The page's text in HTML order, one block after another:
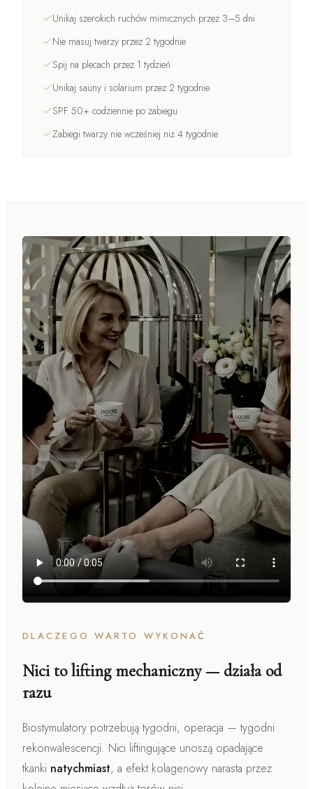
Unikaj szerokich ruchów mimicznych przez 3–5 dni
Nie masuj twarzy przez 2 tygodnie
Spij na plecach przez 1 tydzień
Unikaj sauny i solarium przez 2 tygodnie
SPF 50+ codziennie po zabiegu
Zabiegi twarzy nie wcześniej niż 4 tygodnie
DLACZEGO WARTO WYKONAĆ
Nici to lifting mechaniczny — działa od
razu
Biostymulatory potrzebują tygodni, operacja — tygodni
rekonwalescencji. Nici liftingujące unoszą opadające
tkanki natychmiast, a efekt kolagenowy narasta przez